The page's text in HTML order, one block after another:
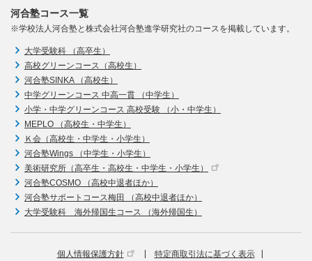
河合塾コース一覧
※学校法人河合塾と株式会社河合塾進学研究社のコースを掲載しています。
大学受験科 （高卒生）
高校グリーンコース（高校生）
河合塾SINKA （高校生）
中学グリーンコース 中高一貫 （中学生）
小学・中学グリーンコース 高校受験 （小・中学生）
MEPLO （高校生・中学生）
Ｋ会（高校生・中学生・小学生）
河合塾Wings （中学生・小学生）
美術研究所（高卒生・高校生・中学生・小学生）
河合塾COSMO （高校中退者ほか）
河合塾サポートコース梅田 （高校中退者ほか）
大学受験科 海外帰国生コース （海外帰国生）
個人情報保護方針 特定商取引法に基づく表示